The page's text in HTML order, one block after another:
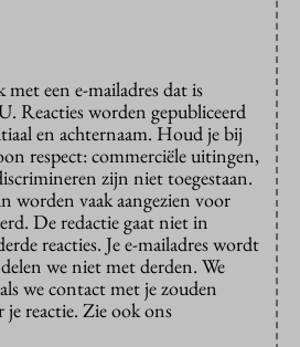
een e-mailadres dat is
Reacties worden gepubliceerd
en achternaam. Houd je bij
respect: commerciële uitingen,
zijn niet toegestaan.
worden vaak aangezien voor
De redactie gaat niet in
reacties. Je e-mailadres wordt
we niet met derden. We
we contact met je zouden
reactie. Zie ook ons